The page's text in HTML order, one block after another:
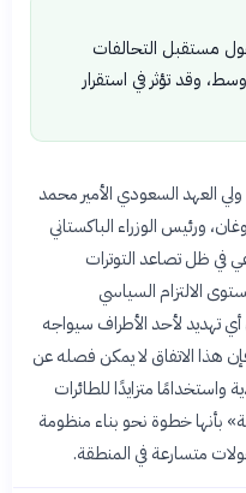
مستقبل التحالفات
وقد تؤثر في استقرار
العهد السعودي الأمير محمد
ورئيس الوزراء الباكستاني
في ظل تصاعد التوترات
الالتزام السياسي
تهديد لأحد الأطراف سيواجه
هذا الاتفاق لا يمكن فصله عن
واستخدامًا متزايدًا للطائرات
بأنها خطوة نحو بناء منظومة
متسارعة في المنطقة.